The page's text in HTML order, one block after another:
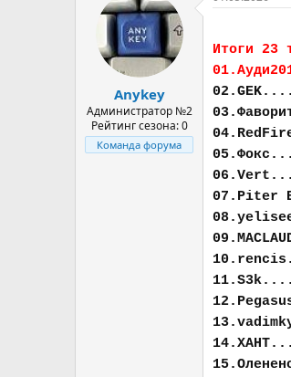
Anykey
Администратор №2
Рейтинг сезона: 0
Команда форума
Итоги 23